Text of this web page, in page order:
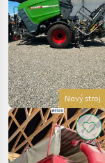
Nový stroj